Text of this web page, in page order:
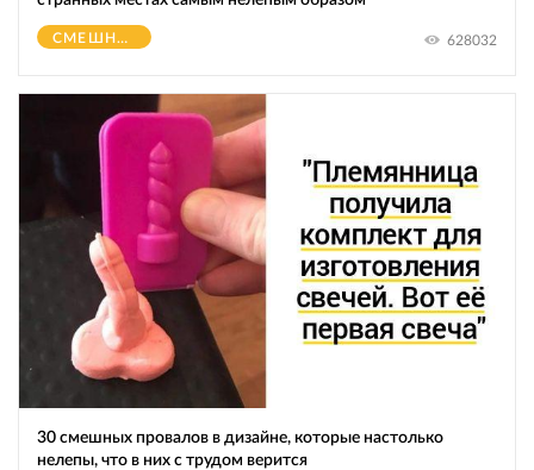
СМЕШНОЕ 628032
30 смешных провалов в дизайне, которые настолько
нелепы, что в них с трудом верится